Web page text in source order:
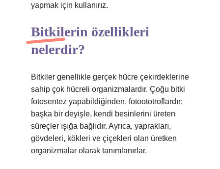
yapmak için kullanırız.
Bitkilerin özellikleri
nelerdir?
Bitkiler genellikle gerçek hücre çekirdeklerine
sahip çok hücreli organizmalardır. Çoğu bitki
fotosentez yapabildiğinden, fotoototroflardır;
başka bir deyişle, kendi besinlerini üreten
süreçler ışığa bağlıdır. Ayrıca, yaprakları,
gövdeleri, kökleri ve çiçekleri olan üretken
organizmalar olarak tanımlanırlar.